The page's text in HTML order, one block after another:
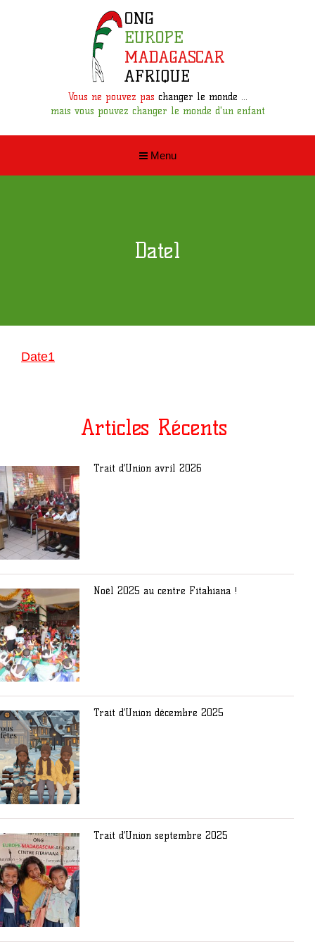
Vous ne pouvez pas changer le monde ...
mais vous pouvez changer le monde d'un enfant
Menu
Date1
Date1
Articles Récents
Trait d’Union avril 2026
Noël 2025 au centre Fitahiana !
Trait d’Union décembre 2025
Trait d’Union septembre 2025